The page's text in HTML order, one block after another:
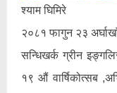
श्याम घिमिरे
२०८१ फागुन २३
सन्धिखर्क ग्रीन
१९ औं वार्षिकोत्सब